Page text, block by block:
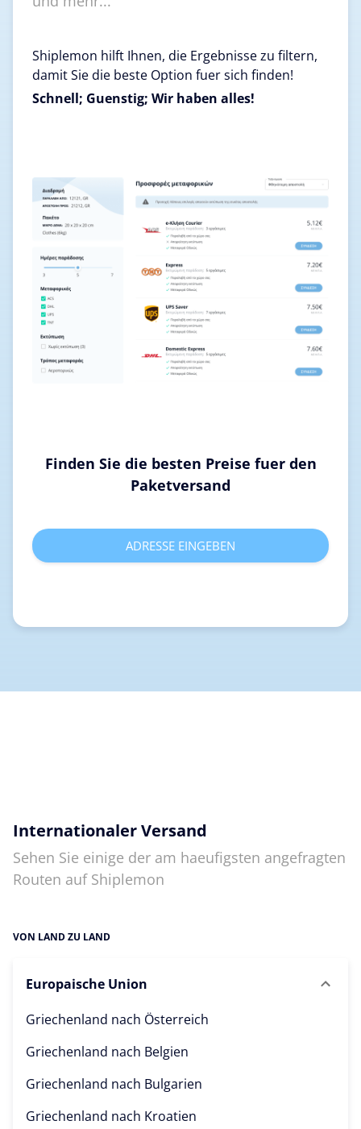
Shiplemon hilft Ihnen, die Ergebnisse zu filtern,
damit Sie die beste Option fuer sich finden!
Schnell; Guenstig; Wir haben alles!
Finden Sie die besten Preise fuer den
Paketversand
ADRESSE EINGEBEN
Internationaler Versand
Sehen Sie einige der am haeufigsten angefragten
Routen auf Shiplemon
VON LAND ZU LAND
Europaische Union
Griechenland nach Österreich
Griechenland nach Belgien
Griechenland nach Bulgarien
Griechenland nach Kroatien